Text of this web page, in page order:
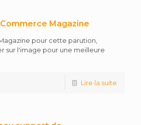
Magazine
pour cette parution,
sur l'image pour une meilleure
Lire la suite